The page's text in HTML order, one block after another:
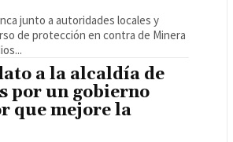
junto a autoridades locales y
de protección en contra de Minera
a la alcaldía de
por un gobierno
que mejore la